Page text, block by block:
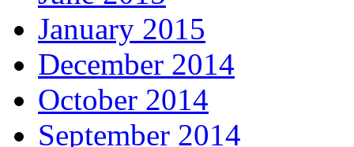
January 2015
December 2014
October 2014
September 2014